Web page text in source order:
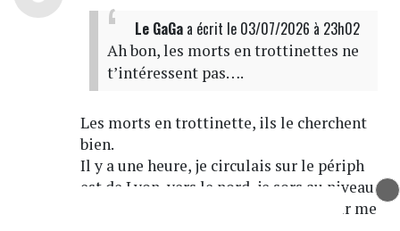
Le GaGaa écrit le 03/07/2026 à 23h02
Ah bon, les morts en trottinettes ne
t’intéressent pas….
Les morts en trottinette, ils le cherchent
bien.
Il y a une heure, je circulais sur le périph
est de Lyon, vers le nord, je sors au niveau
du Carrefour et je m'arrête au feu pour me